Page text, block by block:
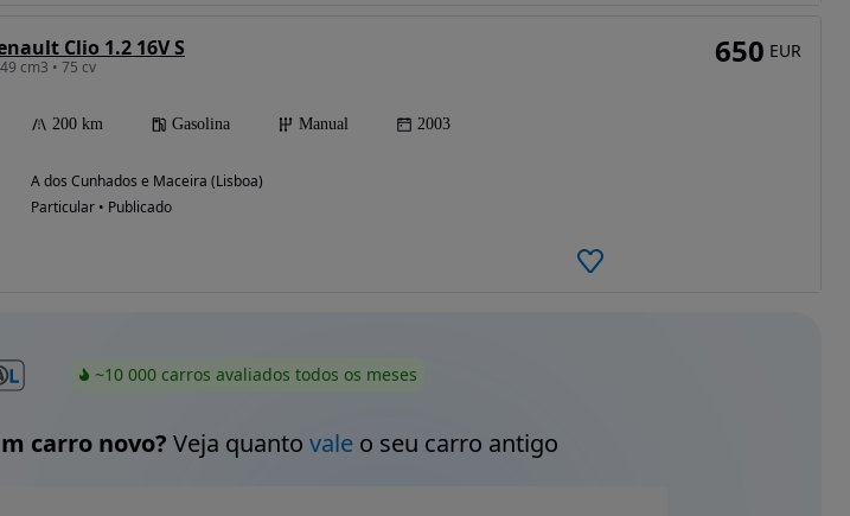
Clio 1.2 16V S
cm3 • 75 cv
200 km Gasolina Manual 2003
A dos Cunhados e Maceira (Lisboa)
Particular • Publicado
650 EUR
~10 000 carros avaliados todos os meses
carro novo? Veja quanto valeo seu carro antigo